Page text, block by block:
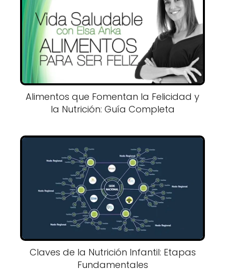
Alimentos que Fomentan la Felicidad y
la Nutrición: Guía Completa
Claves de la Nutrición Infantil: Etapas
Fundamentales